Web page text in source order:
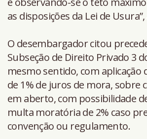
as disposições da Lei de
O desembargador citou
Subseção de Direito Privado 3
mesmo sentido, com aplicação
de 1% de juros de mora, sobre
em aberto, com possibilidade
multa moratória de 2% caso
convenção ou regulamento.